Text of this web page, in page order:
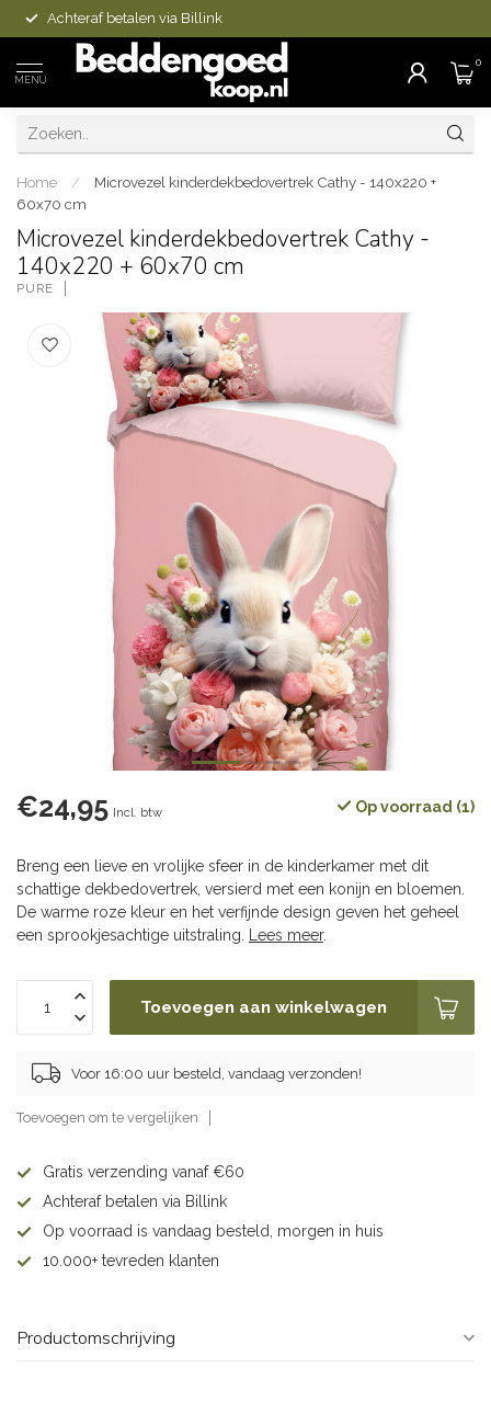
Achteraf betalen via Billink
MENU
0
Home /
Microvezel kinderdekbedovertrek Cathy - 140x220 +
60x70 cm
Microvezel kinderdekbedovertrek Cathy -
140x220 + 60x70 cm
PURE
€24,95 Incl. btw Op voorraad (1)
Breng een lieve en vrolijke sfeer in de kinderkamer met dit
schattige dekbedovertrek, versierd met een konijn en bloemen.
De warme roze kleur en het verfijnde design geven het geheel
een sprookjesachtige uitstraling.
Lees meer.
Toevoegen aan winkelwagen
Voor 16:00 uur besteld, vandaag verzonden!
Toevoegen om te vergelijken
Gratis verzending vanaf €60
Achteraf betalen via Billink
Op voorraad is vandaag besteld, morgen in huis
10.000+ tevreden klanten
Productomschrijving